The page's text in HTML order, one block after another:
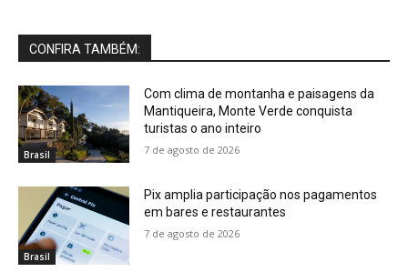
CONFIRA TAMBÉM:
Brasil
Com clima de montanha e paisagens da
Mantiqueira, Monte Verde conquista
turistas o ano inteiro
7 de agosto de 2026
Brasil
Pix amplia participação nos pagamentos
em bares e restaurantes
7 de agosto de 2026